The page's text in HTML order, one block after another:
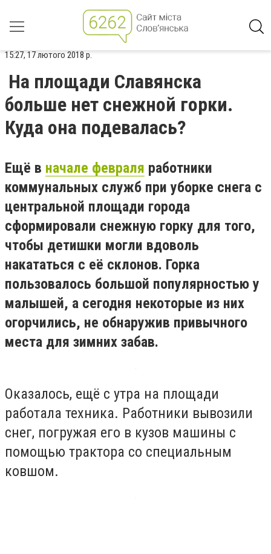
15:27, 17 лютого 2018 р.
На площади Славянска
больше нет снежной горки.
Куда она подевалась?
Ещё в начале февраля работники
коммунальных служб при уборке снега с
центральной площади города
сформировали снежную горку для того,
чтобы детишки могли вдоволь
накататься с её склонов. Горка
пользовалось большой популярностью у
малышей, а сегодня некоторые из них
огорчились, не обнаружив привычного
места для зимних забав.
Оказалось, ещё с утра на площади
работала техника. Работники вывозили
снег, погружая его в кузов машины с
помощью трактора со специальным
ковшом.